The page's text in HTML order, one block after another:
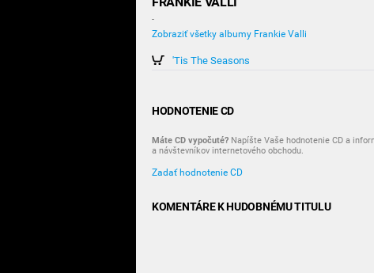
-
Zobraziť všetky albumy Frankie Valli
'Tis The Seasons
HODNOTENIE CD
Máte CD vypočuté? Napíšte Vaše hodnotenie CD a
a návštevníkov internetového obchodu.
Zadať hodnotenie CD
KOMENTÁRE K HUDOBNÉMU TITULU